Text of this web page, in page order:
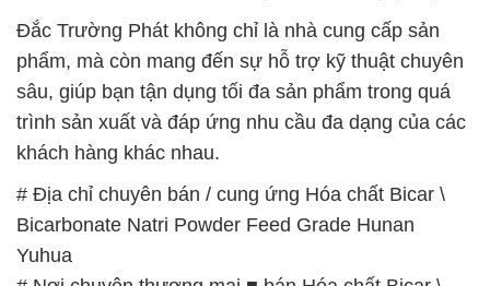
khách hàng khác nhau.
# Địa chỉ chuyên bán / cung ứng Hóa chất Bicar \
Bicarbonate Natri Powder Feed Grade Hunan
Yuhua
# Nơi chuyên thương mại ■ bán Hóa chất Bicar \
Bicarbonate Natri Powder Feed Grade Hunan
Yuhua
# Công ty phân phối ○ thương mại Hóa chất Bicar \
Bicarbonate Natri Powder Feed Grade Hunan